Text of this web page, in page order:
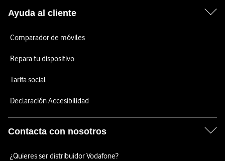
Ayuda al cliente
Comparador de móviles
Repara tu dispositivo
Tarifa social
Declaración Accesibilidad
Contacta con nosotros
¿Quieres ser distribuidor Vodafone?